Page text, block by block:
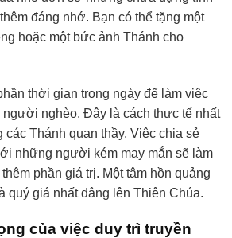
đáng nhớ. Bạn có thể tặng một
hoặc một bức ảnh Thánh cho
thời gian trong ngày để làm việc
người nghèo. Đây là cách thực tế nhất
Thánh quan thầy. Việc chia sẻ
những người kém may mắn sẽ làm
phần giá trị. Một tâm hồn quảng
quý giá nhất dâng lên Thiên Chúa.
của việc duy trì truyền